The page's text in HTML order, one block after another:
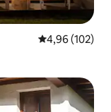
4,96 de
4,96 (102)